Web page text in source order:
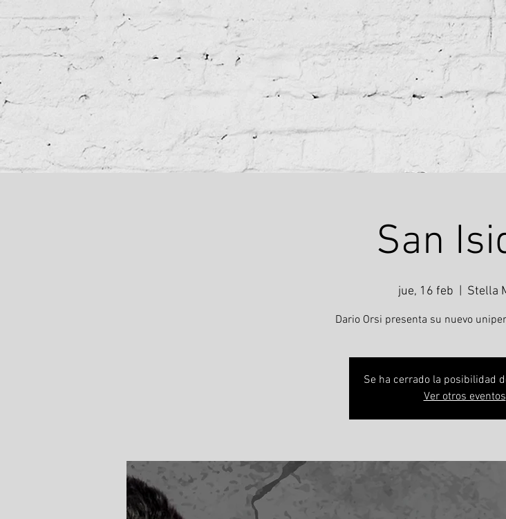
San
jue, 16 feb Stella
Dario Orsi presenta su nuevo
Se ha cerrado la posibilidad
Ver otros eventos